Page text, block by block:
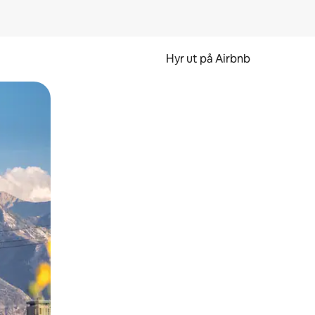
Hyr ut på Airbnb